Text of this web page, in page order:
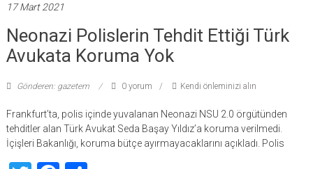
17 Mart 2021
Neonazi Polislerin Tehdit Ettiği Türk
Avukata Koruma Yok
Gönderen: gazetem 0 yorum Kendi önleminizi alın
Frankfurt’ta, polis içinde yuvalanan Neonazi NSU 2.0 örgütünden
tehditler alan Türk Avukat Seda Başay Yıldız’a koruma verilmedi.
İçişleri Bakanlığı, koruma bütçe ayırmayacaklarını açıkladı. Polis